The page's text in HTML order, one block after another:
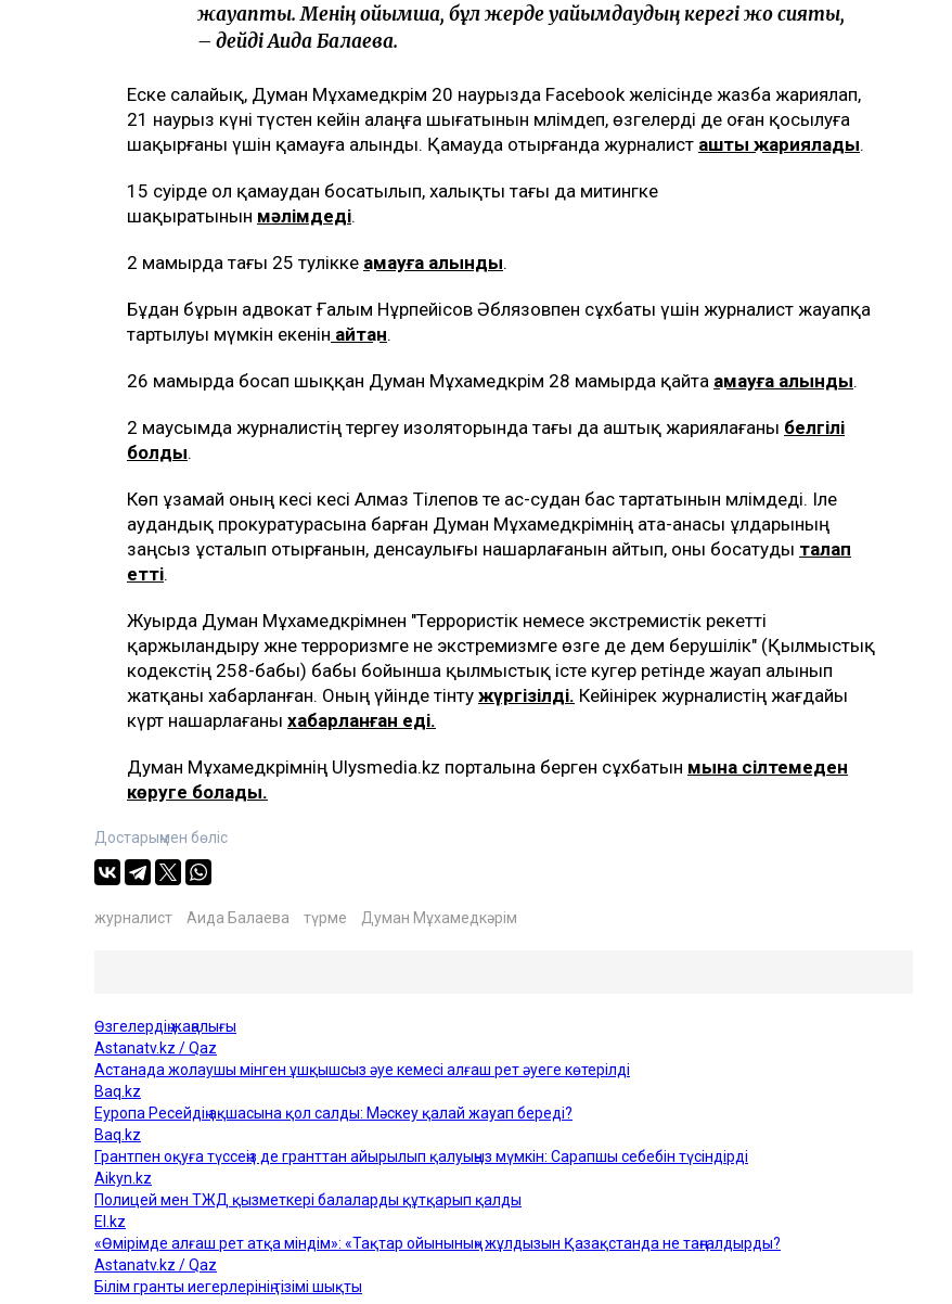
жауапты. Менің ойымша, бұл жерде уайымдаудың керегі жоқ сияқты,
– дейді Аида Балаева.
Еске салайық, Думан Мұхамедкәрім 20 наурызда Facebook желісінде жазба жариялап,
21 наурыз күні түстен кейін алаңға шығатынын мәлімдеп, өзгелерді де оған қосылуға
шақырғаны үшін қамауға алынды. Қамауда отырғанда журналист аштық жариялады.
15 сәуірде ол қамаудан босатылып, халықты тағы да митингке
шақыратынын мәлімдеді.
2 мамырда тағы 25 тәулікке қамауға алынды.
Бұдан бұрын адвокат Ғалым Нұрпейісов Әблязовпен сұхбаты үшін журналист жауапқа
тартылуы мүмкін екенін айтқан.
26 мамырда босап шыққан Думан Мұхамедкәрім 28 мамырда қайта қамауға алынды.
2 маусымда журналистің тергеу изоляторында тағы да аштық жариялағаны белгілі
болды.
Көп ұзамай оның әкесі әкесі Алмаз Тілепов те ас-судан бас тартатынын мәлімдеді. Іле
аудандық прокуратурасына барған Думан Мұхамедкәрімнің ата-анасы ұлдарының
заңсыз ұсталып отырғанын, денсаулығы нашарлағанын айтып, оны босатуды талап
етті.
Жуырда Думан Мұхамедкәрімнен "Террористiк немесе экстремистiк әрекетті
қаржыландыру және терроризмге не экстремизмге өзге де дем берушілік" (Қылмыстық
кодекстің 258-бабы) бабы бойынша қылмыстық істе куәгер ретінде жауап алынып
жатқаны хабарланған. Оның үйінде тінту жүргізілді. Кейінірек журналистің жағдайы
күрт нашарлағаны хабарланған еді.
Думан Мұхамедкәрімнің Ulysmedia.kz порталына берген сұхбатын мына сілтемеден
көруге болады.
Достарыңмен бөліс
журналист Аида Балаева түрме Думан Мұхамедкәрім